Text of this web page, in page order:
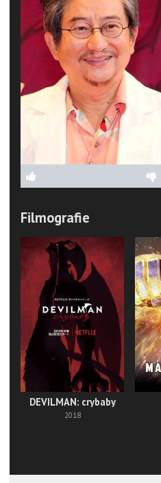
Filmografie
DEVILMAN: crybaby
2018